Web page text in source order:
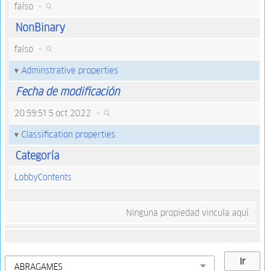
falso +
NonBinary
falso +
Adminstrative properties
Fecha de modificación
20:59:51 5 oct 2022 +
Classification properties
Categoría
LobbyContents
Ninguna propiedad vincula aquí.